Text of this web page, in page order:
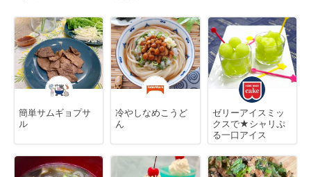
簡単サムギョプサ
ル
冷やしなめこうど
ん
ゼリーアイスミッ
クスで★シャリぷ
る一口アイス